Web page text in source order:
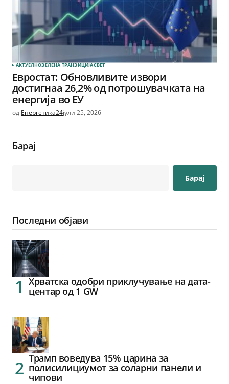
АКТУЕЛНОЗЕЛЕНА ТРАНЗИЦИЈАСВЕТ
Евростат: Обновливите извори
достигнаа 26,2% од потрошувачката на
енергија во ЕУ
од Енергетика24јули 25, 2026
Барај
Барај
Последни објави
Хрватска одобри приклучување на дата-
центар од 1 GW
Трамп воведува 15% царина за
полисилициумот за соларни панели и
чипови